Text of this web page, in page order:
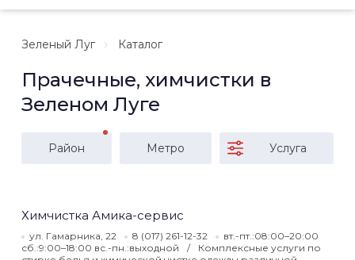
Зеленый Луг Каталог
Прачечные, химчистки в
Зеленом Луге
Район Метро Услуга
Химчистка Амика-сервис
ул. Гамарника, 22 8 (017) 261-12-32
вт.-пт.:08:00–20:00
сб.:9:00–18:00 вс.-пн.:выходной
Комплексные услуги по